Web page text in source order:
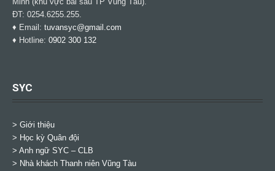
ĐT: 0254.6255.255.
♦ Email: tuvansyc@gmail.com
♦ Hotline: 0902 300 132
SYC
> Giới thiệu
> Học kỳ Quân đội
> Anh ngữ SYC – CLB
> Nhà khách Thanh niên Vũng Tàu